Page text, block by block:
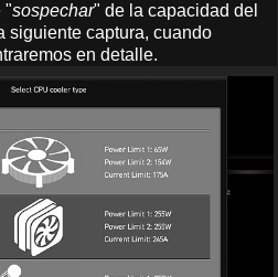
"sospechar" de la capacidad del
siguiente captura, cuando
en detalle.